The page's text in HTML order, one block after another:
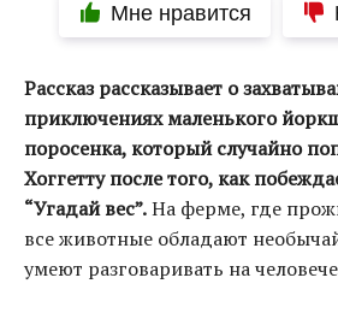
Мне нравится
Рассказ рассказывает о
приключениях маленького
поросенка, который случайно
Хоггетту после того, как
“Угадай вес”.На ферме, где
все животные обладают
умеют разговаривать на